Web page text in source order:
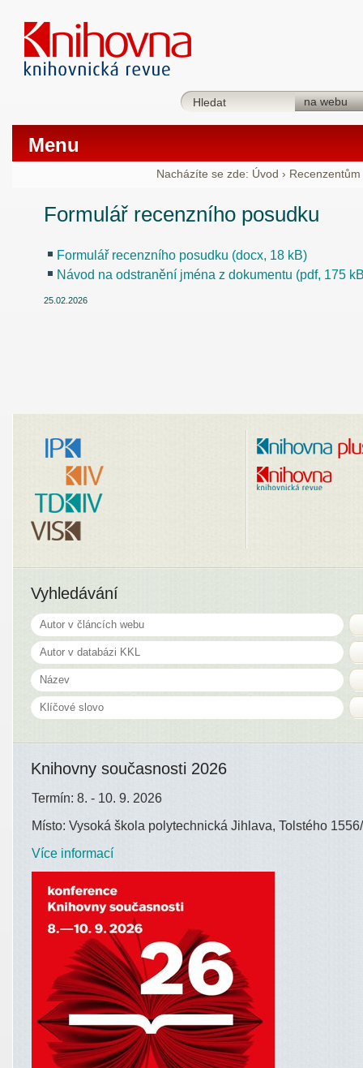
Menu
Nacházíte se zde: Úvod › Recenzentům
Formulář recenzního posudku
Formulář recenzního posudku (docx, 18 kB)
Návod na odstranění jména z dokumentu (pdf, 175
25.02.2026
Vyhledávání
Knihovny současnosti 2026
Termín: 8. - 10. 9. 2026
Místo: Vysoká škola polytechnická Jihlava, Tolstého
Více informací